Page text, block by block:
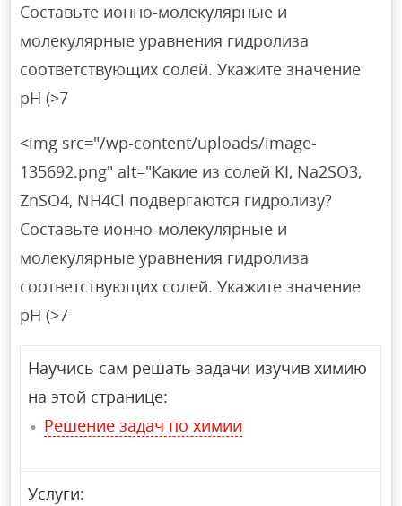
Составьте ионно-молекулярные и
молекулярные уравнения гидролиза
соответствующих солей. Укажите значение
рН (>7
<img src="/wp-content/uploads/image-
135692.png" alt="Какие из солей KI, Na2SO3,
ZnSO4, NH4Cl подвергаются гидролизу?
Составьте ионно-молекулярные и
молекулярные уравнения гидролиза
соответствующих солей. Укажите значение
рН (>7
Научись сам решать задачи изучив химию
на этой странице:
Решение задач по химии
Услуги: